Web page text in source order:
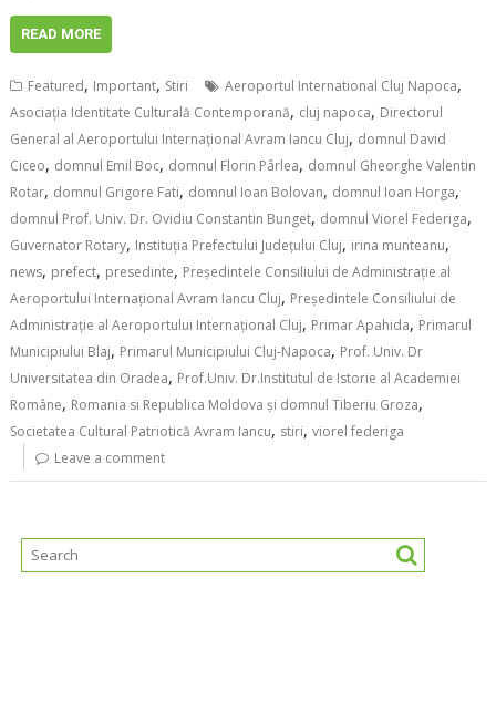
READ MORE
Featured, Important, Stiri Aeroportul International Cluj Napoca,
Asociaţia Identitate Culturală Contemporană, cluj napoca, Directorul
General al Aeroportului Internațional Avram Iancu Cluj, domnul David
Ciceo, domnul Emil Boc, domnul Florin Pârlea, domnul Gheorghe Valentin
Rotar, domnul Grigore Fati, domnul Ioan Bolovan, domnul Ioan Horga,
domnul Prof. Univ. Dr. Ovidiu Constantin Bunget, domnul Viorel Federiga,
Guvernator Rotary, Instituţia Prefectului Judeţului Cluj, irina munteanu,
news, prefect, presedinte, Preşedintele Consiliului de Administraţie al
Aeroportului Internaţional Avram Iancu Cluj, Președintele Consiliului de
Administrație al Aeroportului Internațional Cluj, Primar Apahida, Primarul
Municipiului Blaj, Primarul Municipiului Cluj-Napoca, Prof. Univ. Dr
Universitatea din Oradea, Prof.Univ. Dr.Institutul de Istorie al Academiei
Române, Romania si Republica Moldova şi domnul Tiberiu Groza,
Societatea Cultural Patriotică Avram Iancu, stiri,viorel federiga
Leave a comment